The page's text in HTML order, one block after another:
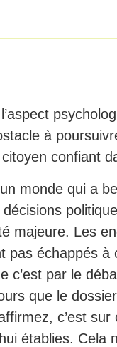
à
confiant
monde qui a
majeure. Les
pas échappés
c’est par le
que le
c’est
établies. Cela